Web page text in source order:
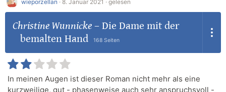
wieporzellan · 8. Januar 2021 · gelesen
Christine Wunnicke– Die Dame mit der
bemalten Hand
168 Seiten
In meinen Augen ist dieser Roman nicht mehr als eine
kurzweilige, gut - phasenweise auch sehr anspruchsvoll -